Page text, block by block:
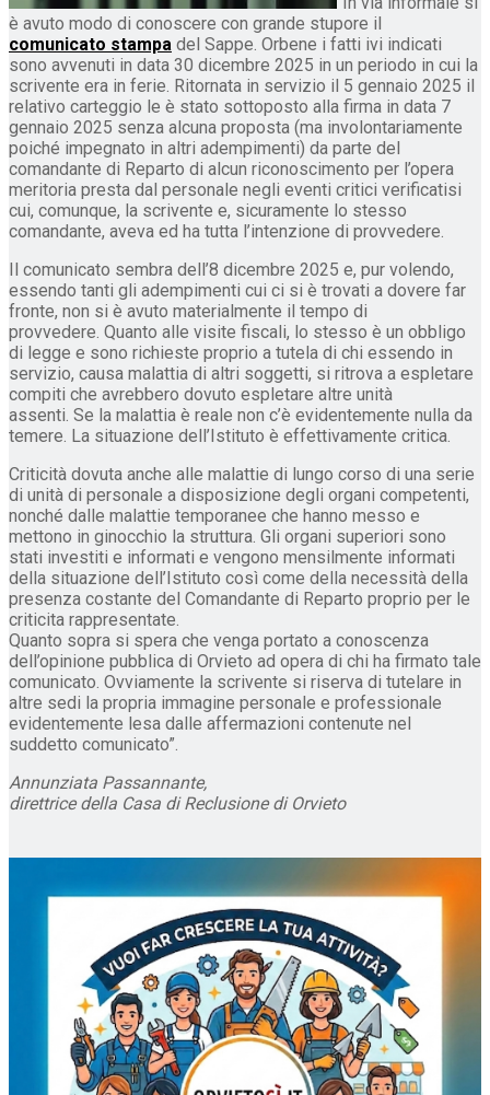
è avuto modo di conoscere con grande stupore il
comunicato stampa del Sappe. Orbene i fatti ivi indicati
sono avvenuti in data 30 dicembre 2025 in un periodo in cui la
scrivente era in ferie. Ritornata in servizio il 5 gennaio 2025 il
relativo carteggio le è stato sottoposto alla firma in data 7
gennaio 2025 senza alcuna proposta (ma involontariamente
poiché impegnato in altri adempimenti) da parte del
comandante di Reparto di alcun riconoscimento per l’opera
meritoria presta dal personale negli eventi critici verificatisi
cui, comunque, la scrivente e, sicuramente lo stesso
comandante, aveva ed ha tutta l’intenzione di provvedere.
Il comunicato sembra dell’8 dicembre 2025 e, pur volendo,
essendo tanti gli adempimenti cui ci si è trovati a dovere far
fronte, non si è avuto materialmente il tempo di
provvedere. Quanto alle visite fiscali, lo stesso è un obbligo
di legge e sono richieste proprio a tutela di chi essendo in
servizio, causa malattia di altri soggetti, si ritrova a espletare
compiti che avrebbero dovuto espletare altre unità
assenti. Se la malattia è reale non c’è evidentemente nulla da
temere. La situazione dell’Istituto è effettivamente critica.
Criticità dovuta anche alle malattie di lungo corso di una serie
di unità di personale a disposizione degli organi competenti,
nonché dalle malattie temporanee che hanno messo e
mettono in ginocchio la struttura. Gli organi superiori sono
stati investiti e informati e vengono mensilmente informati
della situazione dell’Istituto così come della necessità della
presenza costante del Comandante di Reparto proprio per le
criticita rappresentate.
Quanto sopra si spera che venga portato a conoscenza
dell’opinione pubblica di Orvieto ad opera di chi ha firmato tale
comunicato. Ovviamente la scrivente si riserva di tutelare in
altre sedi la propria immagine personale e professionale
evidentemente lesa dalle affermazioni contenute nel
suddetto comunicato”.
Annunziata Passannante,
direttrice della Casa di Reclusione di Orvieto